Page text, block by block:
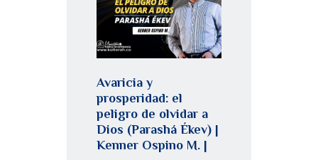
Avaricia y
prosperidad: el
peligro de olvidar a
Dios (Parashá Ékev) |
Kenner Ospino M. |